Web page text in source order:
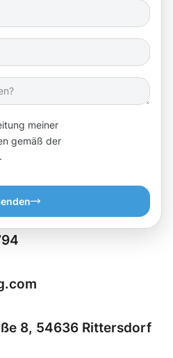
meiner
gemäß der
8, 54636 Rittersdorf